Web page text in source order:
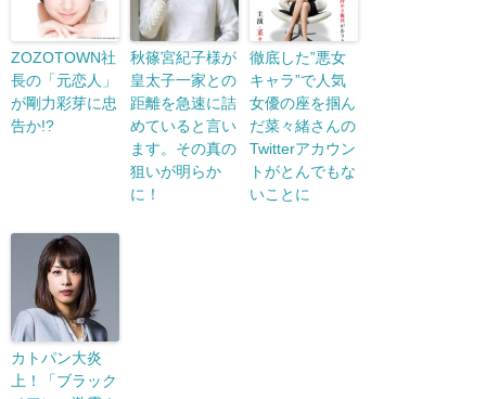
ZOZOTOWN社
長の「元恋人」
が剛力彩芽に忠
告か!?
秋篠宮紀子様が
皇太子一家との
距離を急速に詰
めていると言い
ます。その真の
狙いが明らか
に！
徹底した”悪女
キャラ”で人気
女優の座を掴ん
だ菜々緒さんの
Twitterアカウン
トがとんでもな
いことに
カトパン大炎
上！「ブラック